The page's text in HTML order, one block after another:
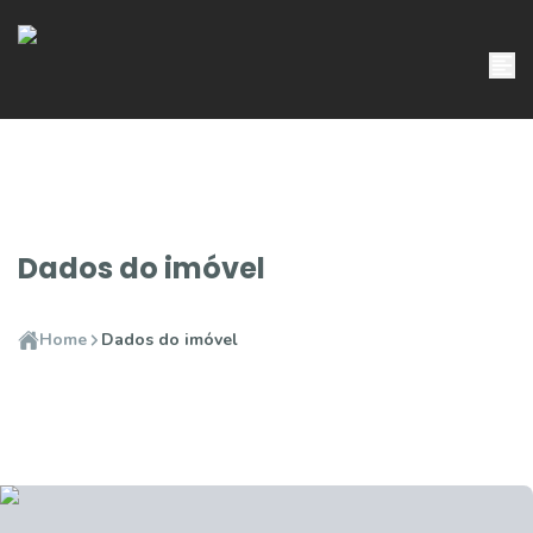
Dados do imóvel
Home Dados do imóvel